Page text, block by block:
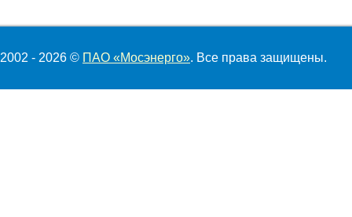
2002 - 2026 © ПАО «Мосэнерго». Все права защищены.